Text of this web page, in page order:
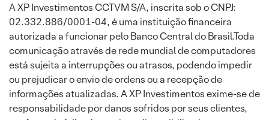
A XP Investimentos CCTVM S/A, inscrita sob o CNPJ:
02.332.886/0001-04, é uma instituição financeira
autorizada a funcionar pelo Banco Central do Brasil.Toda
comunicação através de rede mundial de computadores
está sujeita a interrupções ou atrasos, podendo impedir
ou prejudicar o envio de ordens ou a recepção de
informações atualizadas. A XP Investimentos exime-se de
responsabilidade por danos sofridos por seus clientes,